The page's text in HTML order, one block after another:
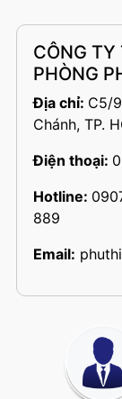
CÔNG
PHÒNG
Địa chỉ: C5/
Chánh, TP.
Điện thoại:
Hotline:
889
Email: